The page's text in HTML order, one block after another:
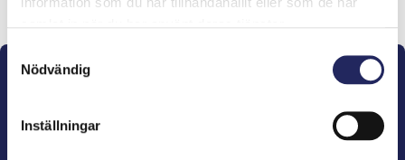
Nödvändig
Inställningar